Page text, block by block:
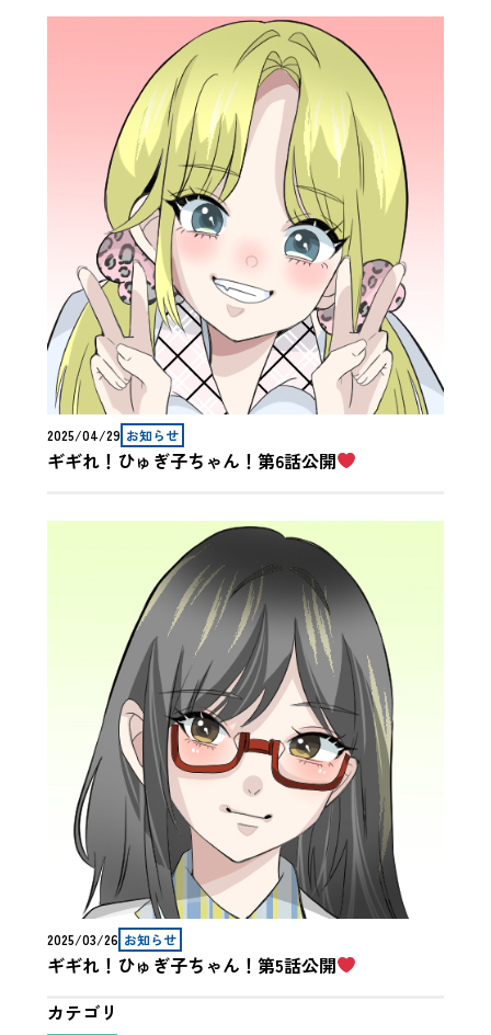
2025/04/29 お知らせ
ギギれ！ひゅぎ子ちゃん！第6話公開
2025/03/26 お知らせ
ギギれ！ひゅぎ子ちゃん！第5話公開
カテゴリ